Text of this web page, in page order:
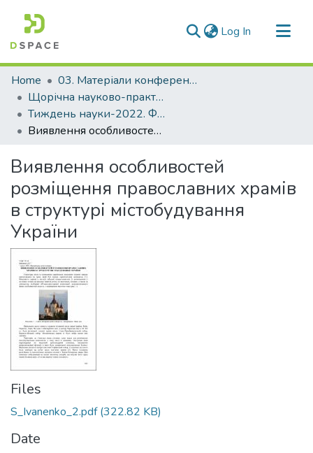
Log In (current)
Communities & Collections
All of DSpace
Statistics
Home
03. Матеріали конференцій та семінарів
Щорічна науково-практична конференція «Тиждень науки»
Тиждень науки-2022. Факультет будівництва, архітектури та дизайну
Виявлення особливостей розміщення православних храмів в структурі містобудування України
Виявлення особливостей
розміщення православних храмів
в структурі містобудування
України
Files
S_Ivanenko_2.pdf(322.82 KB)
Date